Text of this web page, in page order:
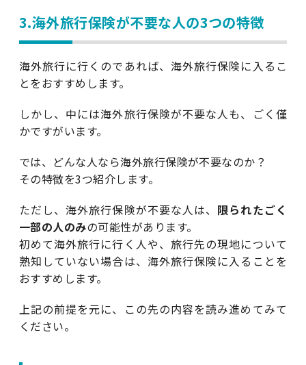
3.海外旅行保険が不要な人の3つの特徴
海外旅行に行くのであれば、海外旅行保険に入るこ
とをおすすめします。
しかし、中には海外旅行保険が不要な人も、ごく僅
かですがいます。
では、どんな人なら海外旅行保険が不要なのか？
その特徴を3つ紹介します。
ただし、海外旅行保険が不要な人は、 限られたごく
一部の人のみの可能性があります。
初めて海外旅行に行く人や、旅行先の現地について
熟知していない場合は、海外旅行保険に入ることを
おすすめします。
上記の前提を元に、この先の内容を読み進めてみて
ください。